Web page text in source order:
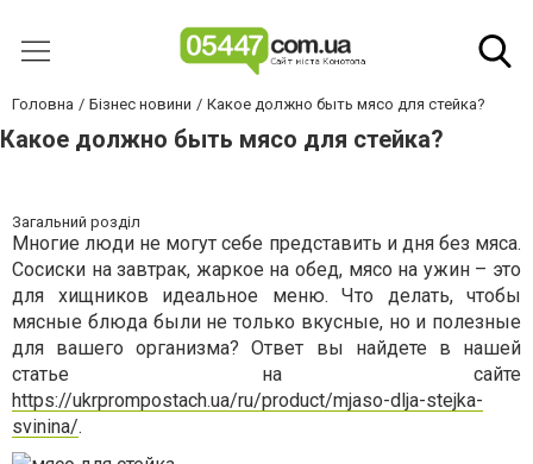
Головна Бізнес новини Какое должно быть мясо для стейка?
Какое должно быть мясо для стейка?
Загальний розділ
Многие люди не могут себе представить и дня без мяса.
Сосиски на завтрак, жаркое на обед, мясо на ужин – это
для хищников идеальное меню. Что делать, чтобы
мясные блюда были не только вкусные, но и полезные
для вашего организма? Ответ вы найдете в нашей
статье на сайте
https://ukrprompostach.ua/ru/product/mjaso-dlja-stejka-
svinina/.